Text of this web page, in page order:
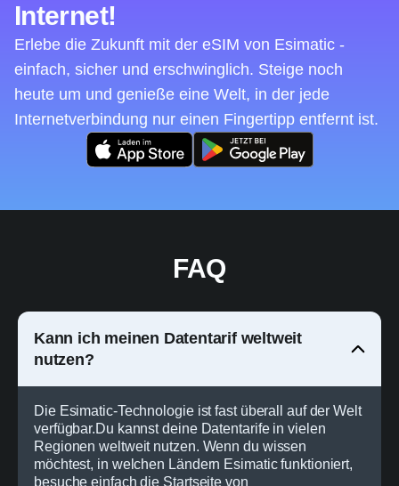
Internet!
Erlebe die Zukunft mit der eSIM von Esimatic -
einfach, sicher und erschwinglich. Steige noch
heute um und genieße eine Welt, in der jede
Internetverbindung nur einen Fingertipp entfernt ist.
FAQ
Kann ich meinen Datentarif weltweit
nutzen?
Die Esimatic-Technologie ist fast überall auf der Welt
verfügbar.Du kannst deine Datentarife in vielen
Regionen weltweit nutzen. Wenn du wissen
möchtest, in welchen Ländern Esimatic funktioniert,
besuche einfach die Startseite von